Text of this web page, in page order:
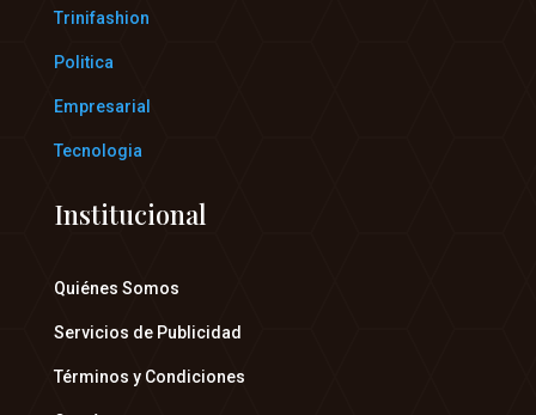
Trinifashion
Politica
Empresarial
Tecnologia
Institucional
Quiénes Somos
Servicios de Publicidad
Términos y Condiciones